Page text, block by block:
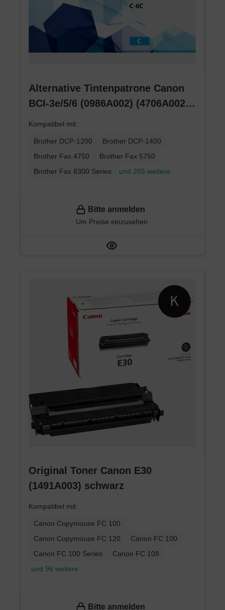
Alternative Tintenpatrone Canon
BCI-3e/5/6 (0986A002) (4706A002)
Kompatibel mit:
Brother DCP-1200
Brother DCP-1400
Brother Fax 4750
Brother Fax 5750
Brother Fax 8300 Series
und 265 weitere
Bitte anmelden
Um Preise einzusehen
Original Toner Canon E30
(1491A003) schwarz
Kompatibel mit:
Canon Copymouse FC 100
Canon Copymouse FC 120
Canon FC 100
Canon FC 100 Series
Canon FC 108
und 96 weitere
Bitte anmelden